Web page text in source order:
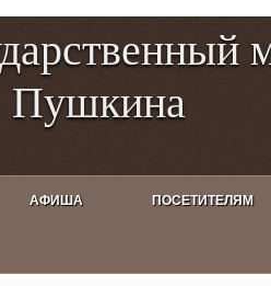
АФИША ПОСЕТИТЕЛЯМ